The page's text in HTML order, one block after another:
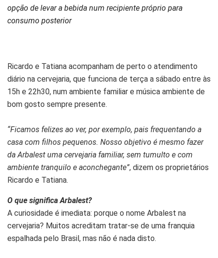
opção de levar a bebida num recipiente próprio para
consumo posterior
Ricardo e Tatiana acompanham de perto o atendimento
diário na cervejaria, que funciona de terça a sábado entre às
15h e 22h30, num ambiente familiar e música ambiente de
bom gosto sempre presente.
“Ficamos felizes ao ver, por exemplo, pais frequentando a
casa com filhos pequenos. Nosso objetivo é mesmo fazer
da Arbalest uma cervejaria familiar, sem tumulto e com
ambiente tranquilo e aconchegante”, dizem os proprietários
Ricardo e Tatiana.
O que significa Arbalest?
A curiosidade é imediata: porque o nome Arbalest na
cervejaria? Muitos acreditam tratar-se de uma franquia
espalhada pelo Brasil, mas não é nada disto.